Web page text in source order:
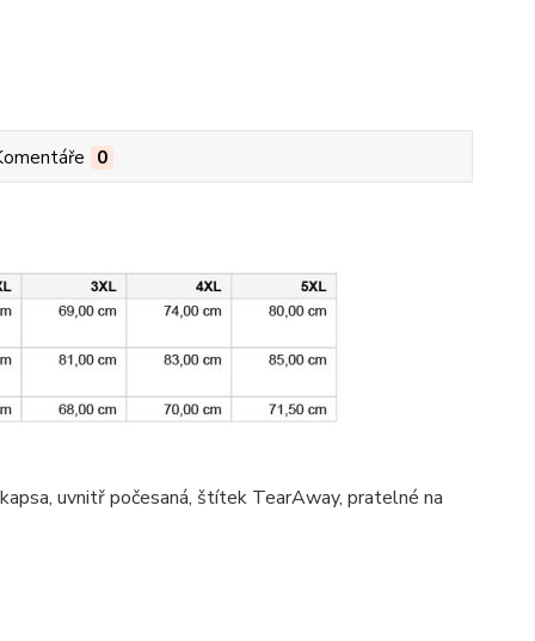
0
, uvnitř počesaná, štítek TearAway, pratelné na